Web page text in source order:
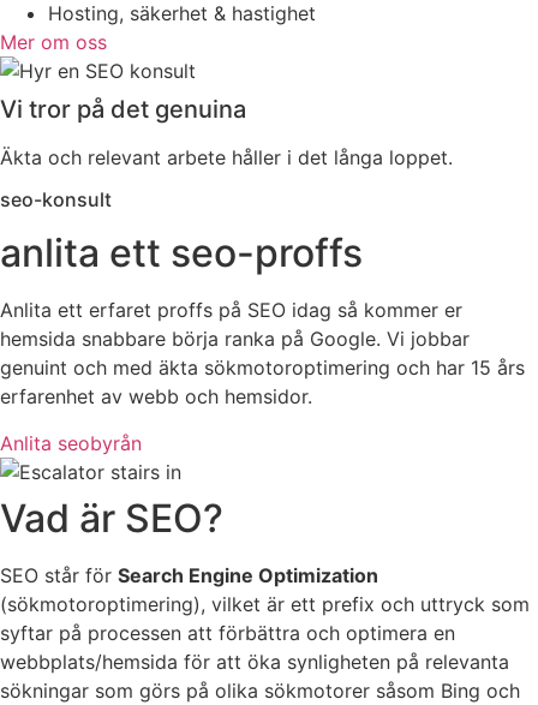
Hosting, säkerhet & hastighet
Mer om oss
Vi tror på det genuina
Äkta och relevant arbete håller i det långa loppet.
seo-konsult
anlita ett seo-proffs
Anlita ett erfaret proffs på SEO idag så kommer er
hemsida snabbare börja ranka på Google. Vi jobbar
genuint och med äkta sökmotoroptimering och har 15 års
erfarenhet av webb och hemsidor.
Anlita seobyrån
Vad är SEO?
SEO står för Search Engine Optimization
(sökmotoroptimering), vilket är ett prefix och uttryck som
syftar på processen att förbättra och optimera en
webbplats/hemsida för att öka synligheten på relevanta
sökningar som görs på olika sökmotorer såsom Bing och